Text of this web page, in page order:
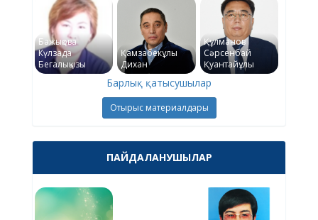
Бажықова
Күлзада
Бегалықызы
Қамзабекұлы
Дихан
Құлманов
Сәрсенбай
Қуантайұлы
Барлық қатысушылар
Отырыс материалдары
ПАЙДАЛАНУШЫЛАР